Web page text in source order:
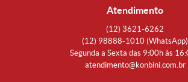
Atendimento
(12) 3621-6262
(12) 98888-1010 (WhatsApp)
Segunda a Sexta das 9:00h às
atendimento@konbini.com.br